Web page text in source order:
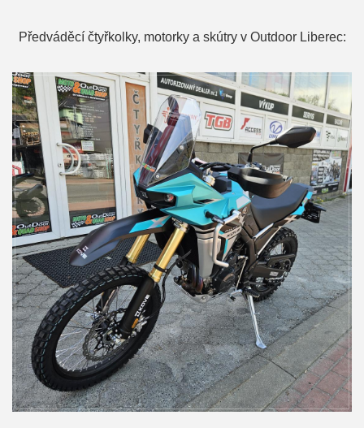
Předváděcí čtyřkolky, motorky a skútry v Outdoor Liberec: